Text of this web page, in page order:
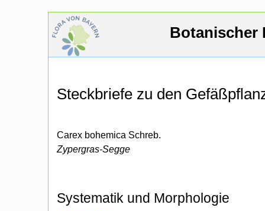
Botanischer
Steckbriefe zu den
Carex bohemica Schreb.
Zypergras-Segge
Systematik und Morphologie